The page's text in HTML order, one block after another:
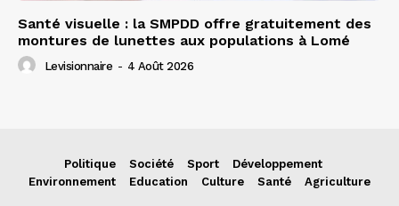
Santé visuelle : la SMPDD offre gratuitement des
montures de lunettes aux populations à Lomé
Levisionnaire - 4 Août 2026
Politique Société Sport
Développement
Environnement
Education Culture Santé Agriculture